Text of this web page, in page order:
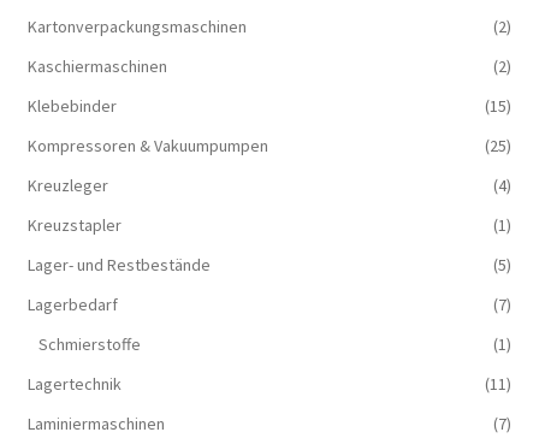
Kartonverpackungsmaschinen
(2)
Kaschiermaschinen
(2)
Klebebinder
(15)
Kompressoren & Vakuum­pumpen
(25)
Kreuzleger
(4)
Kreuzstapler
(1)
Lager- und Restbestände
(5)
Lagerbedarf
(7)
Schmierstoffe
(1)
Lagertechnik
(11)
Laminiermaschinen
(7)